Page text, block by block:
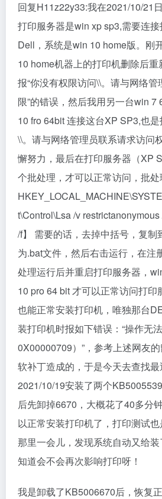
回复H11z22y33:我在2021/10/21
打印服务器是win xp sp3,需要连
Dell，系统是win 10 home版。刚
10 home机器上的打印机删除后重
报“你没有权限访问\\。请与网络
限”的错误，然后我用另一台win 7
10 fro 64bit 连接这台XP SP3,也
\\。请与网络管理员联系请求访问
懈努力，最后在打印服务器（XP
个批处理，才可以正常访问，批
t\Control\Lsa /v
/f】 需要的话，去掉中括号，复制
为.bat文件，然后右击运行，在注
处理运行后并重启打印服务器，
10 pro 64 bit 才可以正常访问打印
也能正常安装打印机，唯独那台
装打印机时报如下错误：“操作无
0X00000709）”，参考上述网友
软补丁造成的，于是今天去查找
2021/10/19安装了两个
后先卸掉6670，大概花了40多分
以正常安装打印机了，打印测试
那里一会儿，发现系统自动又给
知道会不会再次影响打印呀！
我是卸载了KB5006670后，恢复